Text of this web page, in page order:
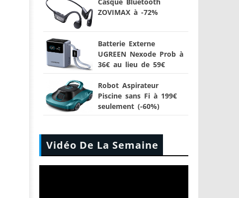
ZOVIMAX à -72%
Batterie Externe
UGREEN Nexode Prob à
36€ au lieu de 59€
Robot Aspirateur
Piscine sans Fi à 199€
seulement (-60%)
Vidéo De La Semaine